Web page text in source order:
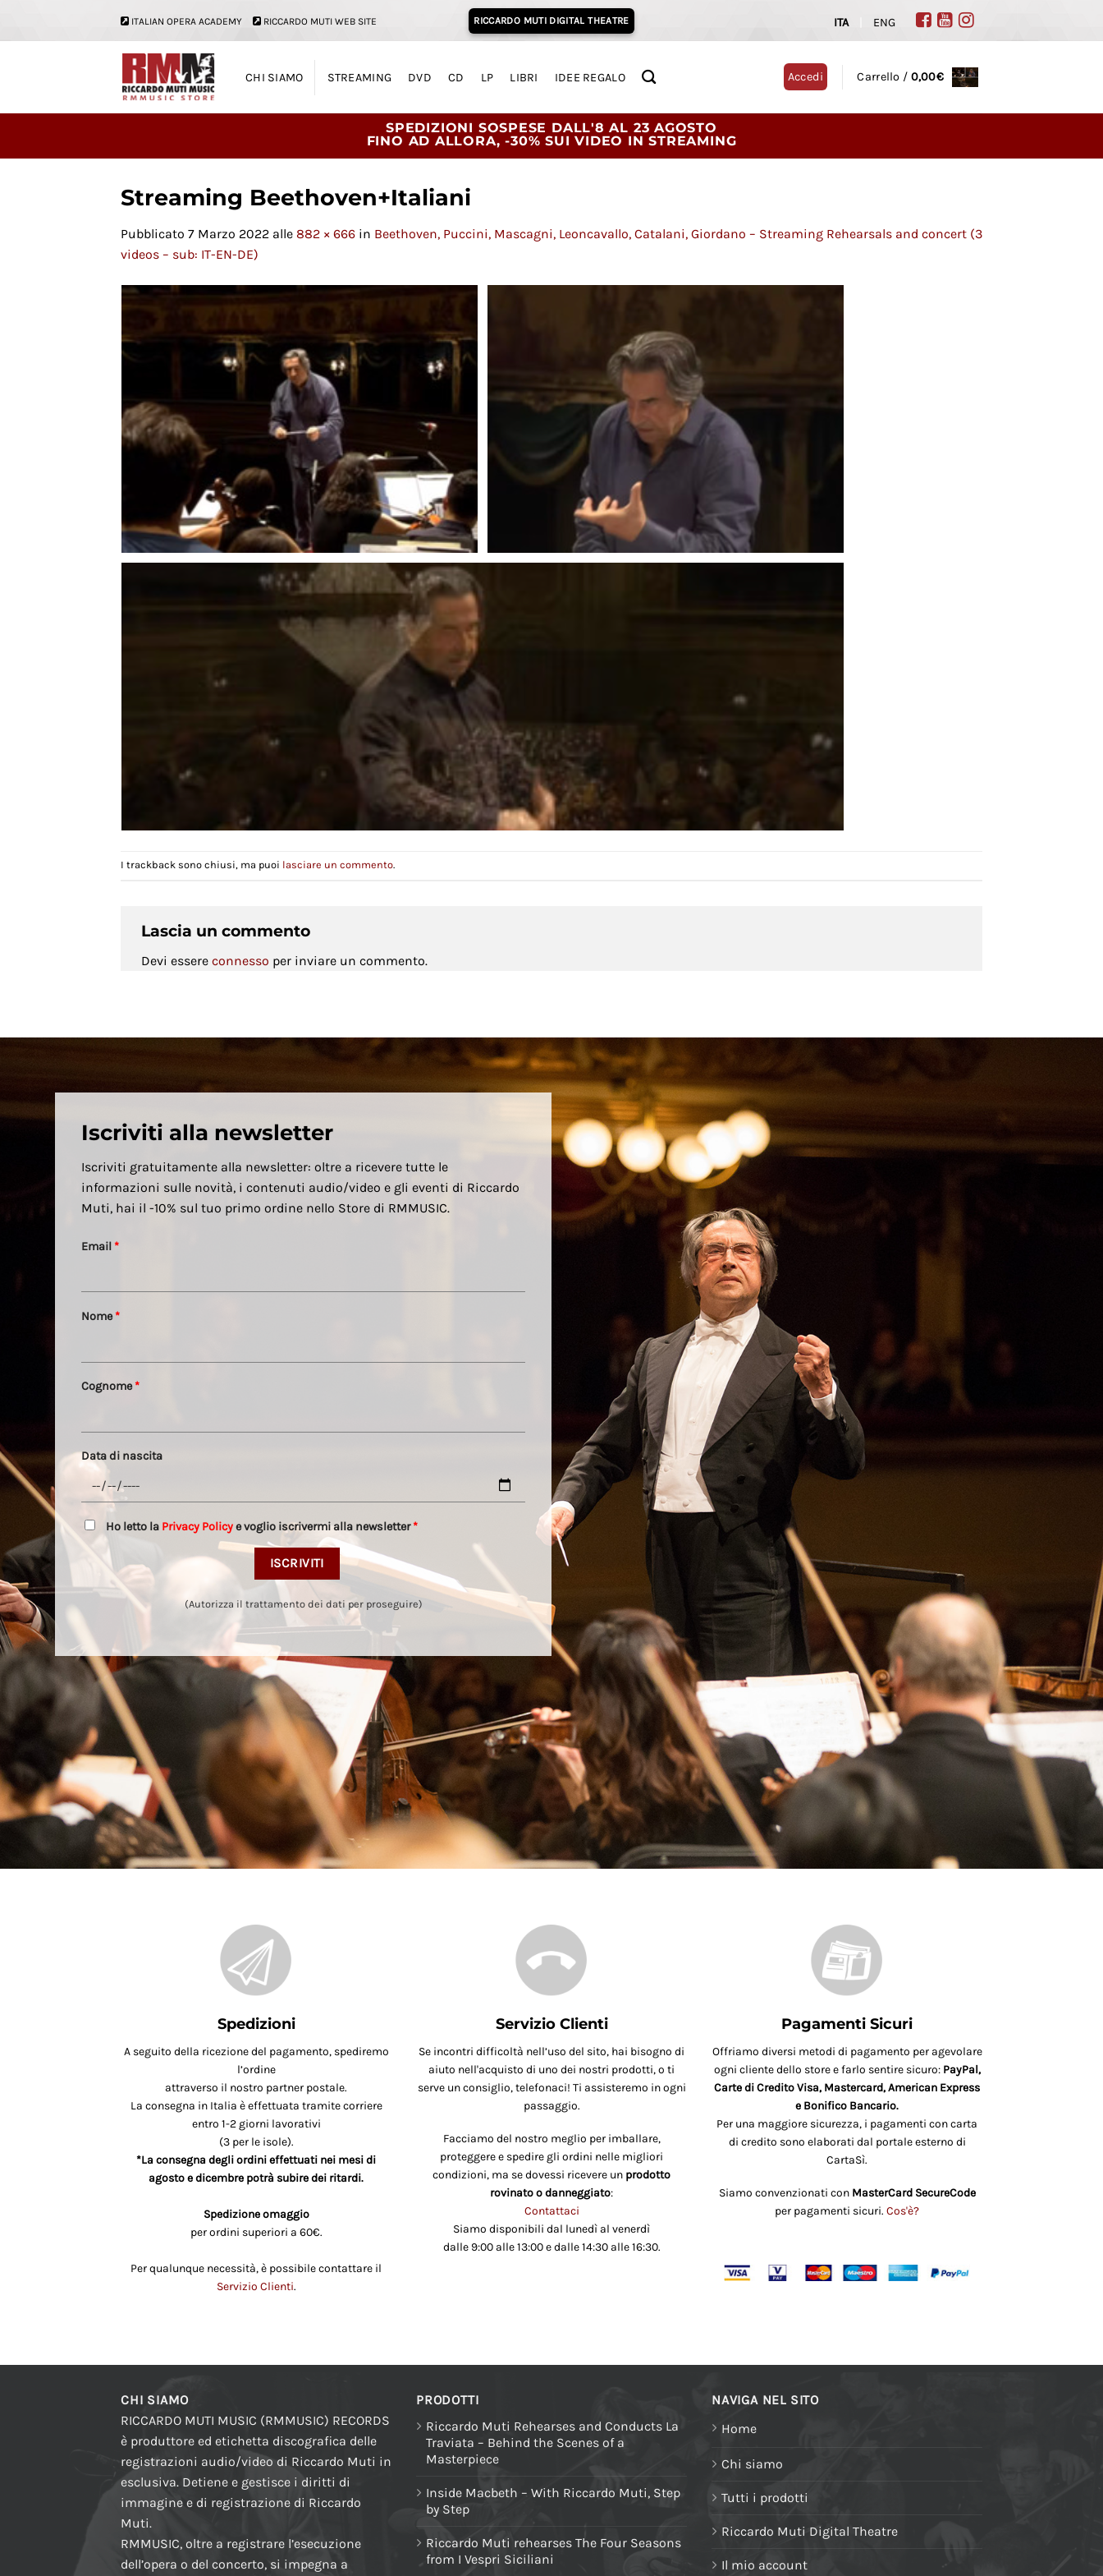
ITALIAN OPERA ACADEMY RICCARDO MUTI WEB SITE RICCARDO MUTI DIGITAL THEATRE ITA ENG
CHI SIAMO STREAMING DVD CD LP LIBRI IDEE REGALO Accedi Carrello / 0,00€
SPEDIZIONI SOSPESE DALL'8 AL 23 AGOSTO
FINO AD ALLORA, -30% SUI VIDEO IN STREAMING
Streaming Beethoven+Italiani
Pubblicato 7 Marzo 2022 alle 882 × 666 in Beethoven, Puccini, Mascagni, Leoncavallo, Catalani, Giordano – Streaming Rehearsals and concert (3
videos – sub: IT-EN-DE)
I trackback sono chiusi, ma puoi lasciare un commento.
Lascia un commento
Devi essere connesso per inviare un commento.
Iscriviti alla newsletter
Iscriviti gratuitamente alla newsletter: oltre a ricevere tutte le
informazioni sulle novità, i contenuti audio/video e gli eventi di Riccardo
Muti, hai il -10% sul tuo primo ordine nello Store di RMMUSIC.
Email*
Nome*
Cognome*
Data di nascita
Ho letto la Privacy Policye voglio iscrivermi alla newsletter*
(Autorizza il trattamento dei dati per proseguire)
Spedizioni
A seguito della ricezione del pagamento, spediremo
l’ordine
attraverso il nostro partner postale.
La consegna in Italia è effettuata tramite corriere
entro 1-2 giorni lavorativi
(3 per le isole).
*La consegna degli ordini effettuati nei mesi di
agosto e dicembre potrà subire dei ritardi.
Spedizione omaggio
per ordini superiori a 60€.
Per qualunque necessità, è possibile contattare il
Servizio Clienti.
Servizio Clienti
Se incontri difficoltà nell’uso del sito, hai bisogno di
aiuto nell'acquisto di uno dei nostri prodotti, o ti
serve un consiglio, telefonaci! Ti assisteremo in ogni
passaggio.
Facciamo del nostro meglio per imballare,
proteggere e spedire gli ordini nelle migliori
condizioni, ma se dovessi ricevere un prodotto
rovinato o danneggiato:
Contattaci
Siamo disponibili dal lunedì al venerdì
dalle 9:00 alle 13:00 e dalle 14:30 alle 16:30.
Pagamenti Sicuri
Offriamo diversi metodi di pagamento per agevolare
ogni cliente dello store e farlo sentire sicuro: PayPal,
Carte di Credito Visa, Mastercard, American Express
e Bonifico Bancario.
Per una maggiore sicurezza, i pagamenti con carta
di credito sono elaborati dal portale esterno di
CartaSì.
Siamo convenzionati con MasterCard SecureCode
per pagamenti sicuri. Cos'è?
CHI SIAMO
RICCARDO MUTI MUSIC (RMMUSIC) RECORDS
è produttore ed etichetta discografica delle
registrazioni audio/video di Riccardo Muti in
esclusiva. Detiene e gestisce i diritti di
immagine e di registrazione di Riccardo
Muti.
RMMUSIC, oltre a registrare l’esecuzione
dell’opera o del concerto, si impegna a
PRODOTTI
Riccardo Muti Rehearses and Conducts La
Traviata – Behind the Scenes of a
Masterpiece
Inside Macbeth – With Riccardo Muti, Step
by Step
Riccardo Muti rehearses The Four Seasons
from I Vespri Siciliani
NAVIGA NEL SITO
Home
Chi siamo
Tutti i prodotti
Riccardo Muti Digital Theatre
Il mio account